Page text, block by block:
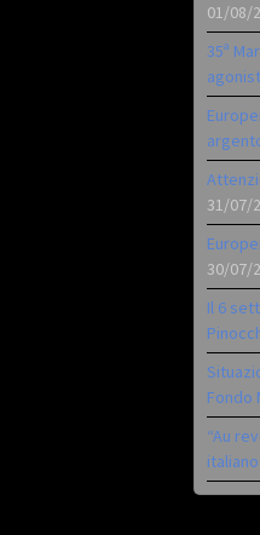
01/08/
35ª
31/07/
30/07/
Il 6
Fondo
“Au